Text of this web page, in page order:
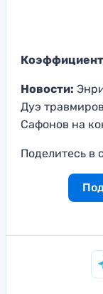
Новости:
Дуэ
Сафонов на
Поделитесь в